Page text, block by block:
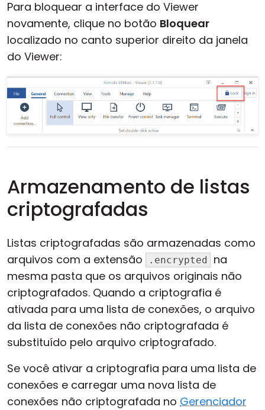
Para bloquear a interface do Viewer
novamente, clique no botão Bloquear
localizado no canto superior direito da janela
do Viewer:
Armazenamento de listas
criptografadas
Listas criptografadas são armazenadas como
arquivos com a extensão
.encrypted
na
mesma pasta que os arquivos originais não
criptografados. Quando a criptografia é
ativada para uma lista de conexões, o arquivo
da lista de conexões não criptografada é
substituído pelo arquivo criptografado.
Se você ativar a criptografia para uma lista de
conexões e carregar uma nova lista de
conexões não criptografada no Gerenciador